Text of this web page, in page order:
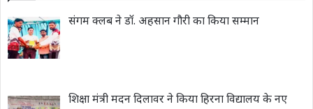
संगम क्लब ने डॉ. अहसान गौरी का किया सम्मान
शिक्षा मंत्री मदन दिलावर ने किया हिरना विद्यालय के नए